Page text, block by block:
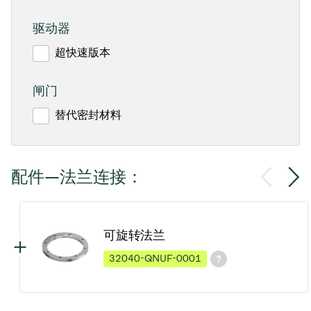
驱动器
超快速版本
闸门
替代密封材料
配件—法兰连接：
可旋转法兰
32040-QNUF-0001